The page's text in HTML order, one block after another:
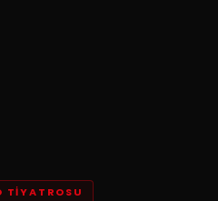
TIYATROSU